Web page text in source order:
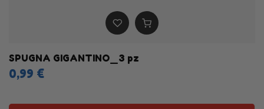
SPUGNA GIGANTINO_3 pz
0,99 €